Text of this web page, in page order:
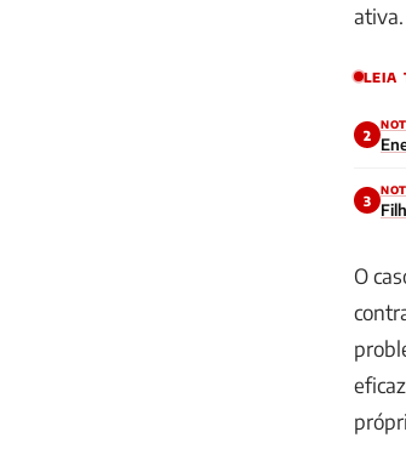
ativa.
LEIA
2
3
O